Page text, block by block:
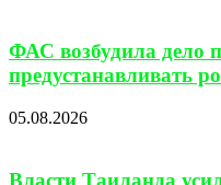
ФАС возбудила дело
предустанавливать
05.08.2026
Власти Таиланда